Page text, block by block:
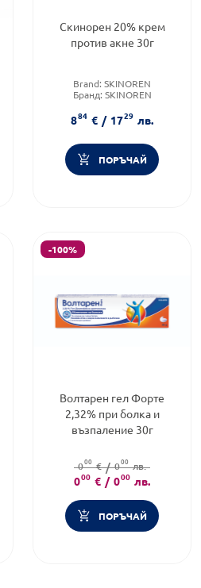
Скинорен 20% крем
против акне 30г
Brand: SKINOREN
Бранд: SKINOREN
884 € / 1729 лв.
ПОРЪЧАЙ
-100%
Волтарен гел Форте
2,32% при болка и
възпаление 30г
000 € / 000 лв.
000 € / 000 лв.
ПОРЪЧАЙ